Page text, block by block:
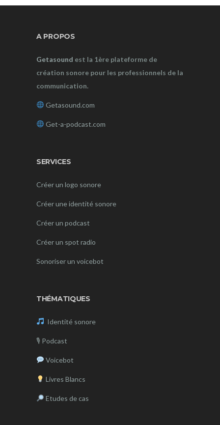
A PROPOS
Getasound est la 1ère plateforme de
création sonore pour les professionnels de la
communication.
Getasound.com
Get-a-podcast.com
SERVICES
Créer un logo sonore
Créer une identité sonore
Créer un podcast
Créer un spot radio
Sonoriser un voicebot
THÉMATIQUES
Identité sonore
🎙 Podcast
Voicebot
Livres Blancs
Etudes de cas